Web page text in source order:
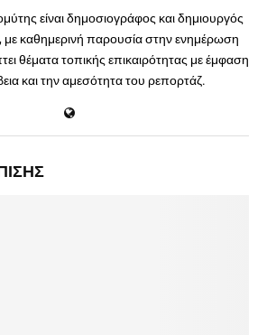
είναι δημοσιογράφος και δημιουργός
καθημερινή παρουσία στην ενημέρωση
θέματα τοπικής επικαιρότητας με έμφαση
και την αμεσότητα του ρεπορτάζ.